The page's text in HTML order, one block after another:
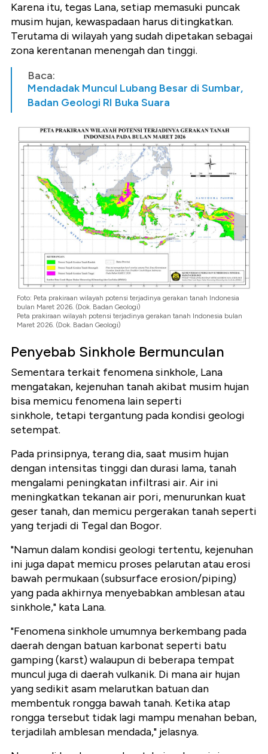
Karena itu, tegas Lana, setiap memasuki puncak
musim hujan, kewaspadaan harus ditingkatkan.
Terutama di wilayah yang sudah dipetakan sebagai
zona kerentanan menengah dan tinggi.
Baca:
Mendadak Muncul Lubang Besar di Sumbar,
Badan Geologi RI Buka Suara
Foto: Peta prakiraan wilayah potensi terjadinya gerakan tanah Indonesia
bulan Maret 2026. (Dok. Badan Geologi)
Peta prakiraan wilayah potensi terjadinya gerakan tanah Indonesia bulan
Maret 2026. (Dok. Badan Geologi)
Penyebab Sinkhole Bermunculan
Sementara terkait fenomena sinkhole, Lana
mengatakan, kejenuhan tanah akibat musim hujan
bisa memicu fenomena lain seperti
sinkhole, tetapi tergantung pada kondisi geologi
setempat.
Pada prinsipnya, terang dia, saat musim hujan
dengan intensitas tinggi dan durasi lama, tanah
mengalami peningkatan infiltrasi air. Air ini
meningkatkan tekanan air pori, menurunkan kuat
geser tanah, dan memicu pergerakan tanah seperti
yang terjadi di Tegal dan Bogor.
"Namun dalam kondisi geologi tertentu, kejenuhan
ini juga dapat memicu proses pelarutan atau erosi
bawah permukaan (subsurface erosion/piping)
yang pada akhirnya menyebabkan amblesan atau
sinkhole," kata Lana.
"Fenomena sinkhole umumnya berkembang pada
daerah dengan batuan karbonat seperti batu
gamping (karst) walaupun di beberapa tempat
muncul juga di daerah vulkanik. Di mana air hujan
yang sedikit asam melarutkan batuan dan
membentuk rongga bawah tanah. Ketika atap
rongga tersebut tidak lagi mampu menahan beban,
terjadilah amblesan mendada," jelasnya.